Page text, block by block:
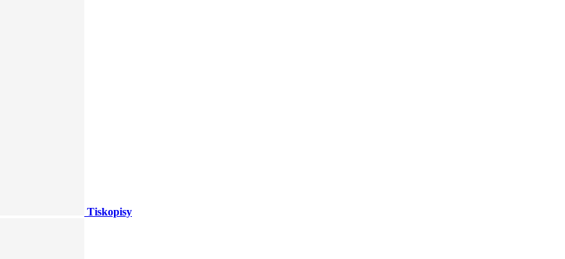
Tiskopisy